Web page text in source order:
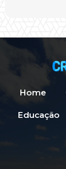
Home
Educação